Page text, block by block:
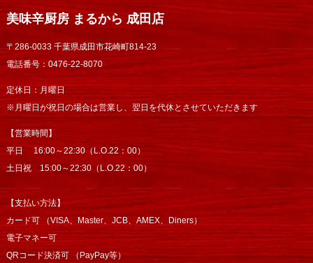
美味辛厨房 まるから 成田店
〒286-0033 千葉県成田市花崎町814-23
電話番号：0476-22-8070
定休日：月曜日
※月曜日が祝日の場合は営業し、翌日を代休とさせていただきます
【営業時間】
平日 16:00～22:30（L.O.22：00）
土日祝 15:00～22:30（L.O.22：00）
【支払い方法】
カード可 （VISA、Master、JCB、AMEX、Diners）
電子マネー可
QRコード決済可 （PayPay等）